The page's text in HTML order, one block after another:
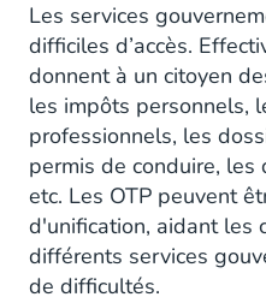
Les services
difficiles d’accès.
donnent à un citoyen
les impôts personnels,
professionnels, les
permis de conduire,
etc. Les OTP peuvent
d'unification, aidant les
différents services
de difficultés.